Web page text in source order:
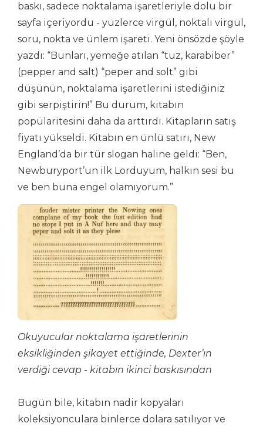
baskı, sadece noktalama işaretleriyle dolu bir
sayfa içeriyordu - yüzlerce virgül, noktalı virgül,
soru, nokta ve ünlem işareti. Yeni önsözde şöyle
yazdı: “Bunları, yemeğe atılan “tuz, karabiber”
(pepper and salt) “peper and solt” gibi
düşünün, noktalama işaretlerini istediğiniz
gibi serpiştirin!” Bu durum, kitabın
popülaritesini daha da arttırdı. Kitapların satış
fiyatı yükseldi. Kitabın en ünlü satırı, New
England’da bir tür slogan haline geldi: “Ben,
Newburyport’un ilk Lorduyum, halkın sesi bu
ve ben buna engel olamıyorum.”
Okuyucular noktalama işaretlerinin
eksikliğinden şikayet ettiğinde, Dexter’ın
verdiği cevap - kitabın ikinci baskısından
Bugün bile, kitabın nadir kopyaları
koleksiyonculara binlerce dolara satılıyor ve